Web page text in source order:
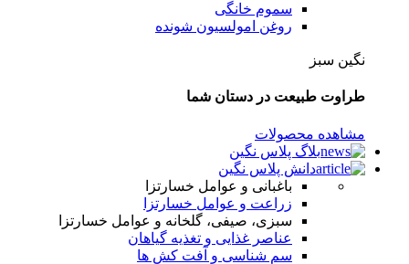
سموم خانگی
روغن امولسیون شونده
نگین سبز
طراوت طبیعت در دستان شما
مشاهده محصولات
بلاگ پلاس نگین
دانش پلاس نگین
باغبانی و عوامل خسارتزا
زراعت و عوامل خسارتزا
سبزی، صیفی، گلخانه و عوامل خسارتزا
عناصر غذایی و تغذیه گیاهان
سم شناسی و آفت کش ها